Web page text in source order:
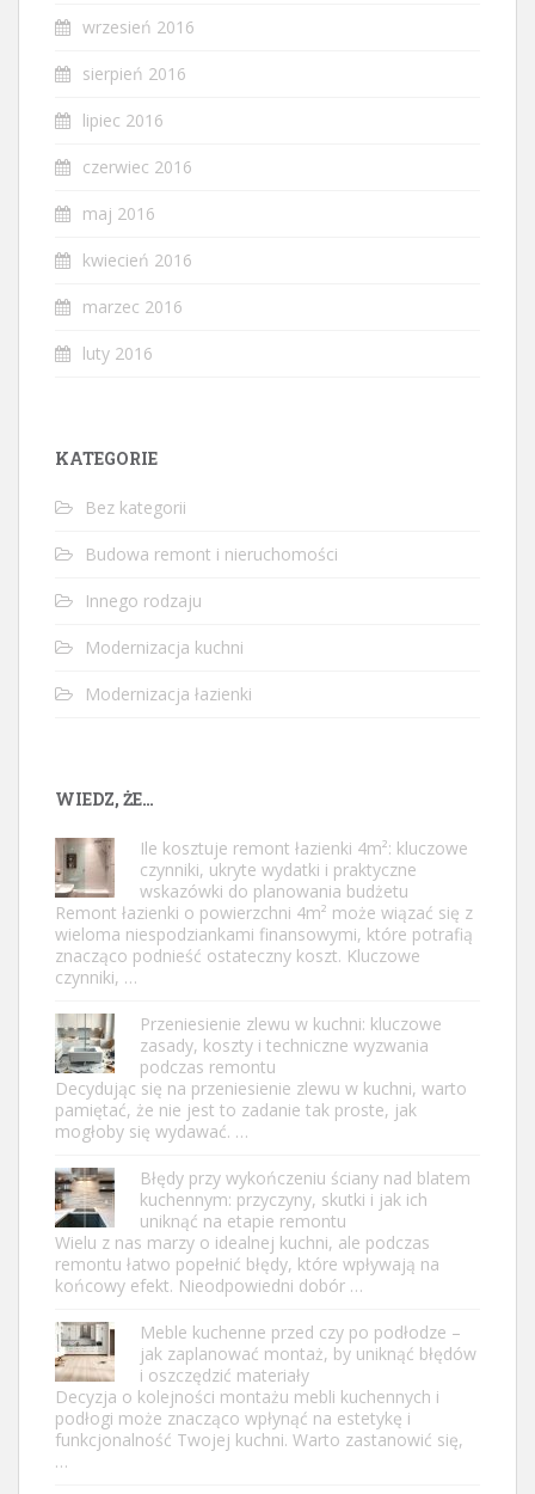
wrzesień 2016
sierpień 2016
lipiec 2016
czerwiec 2016
maj 2016
kwiecień 2016
marzec 2016
luty 2016
KATEGORIE
Bez kategorii
Budowa remont i nieruchomości
Innego rodzaju
Modernizacja kuchni
Modernizacja łazienki
WIEDZ, ŻE…
Ile kosztuje remont łazienki 4m²: kluczowe
czynniki, ukryte wydatki i praktyczne
wskazówki do planowania budżetu
Remont łazienki o powierzchni 4m² może wiązać się z
wieloma niespodziankami finansowymi, które potrafią
znacząco podnieść ostateczny koszt. Kluczowe
czynniki, …
Przeniesienie zlewu w kuchni: kluczowe
zasady, koszty i techniczne wyzwania
podczas remontu
Decydując się na przeniesienie zlewu w kuchni, warto
pamiętać, że nie jest to zadanie tak proste, jak
mogłoby się wydawać. …
Błędy przy wykończeniu ściany nad blatem
kuchennym: przyczyny, skutki i jak ich
uniknąć na etapie remontu
Wielu z nas marzy o idealnej kuchni, ale podczas
remontu łatwo popełnić błędy, które wpływają na
końcowy efekt. Nieodpowiedni dobór …
Meble kuchenne przed czy po podłodze –
jak zaplanować montaż, by uniknąć błędów
i oszczędzić materiały
Decyzja o kolejności montażu mebli kuchennych i
podłogi może znacząco wpłynąć na estetykę i
funkcjonalność Twojej kuchni. Warto zastanowić się,
…